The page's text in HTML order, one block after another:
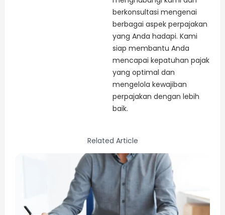
berkonsultasi mengenai
berbagai aspek perpajakan
yang Anda hadapi. Kami
siap membantu Anda
mencapai kepatuhan pajak
yang optimal dan
mengelola kewajiban
perpajakan dengan lebih
baik.
Related Article